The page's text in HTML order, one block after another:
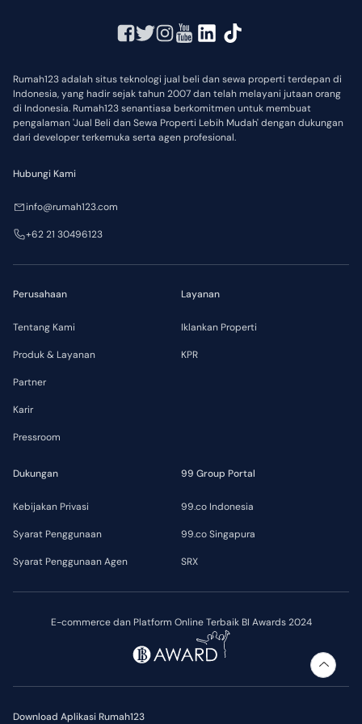
Rumah123 adalah situs teknologi jual beli dan sewa properti terdepan di
Indonesia, yang hadir sejak tahun 2007 dan telah melayani jutaan orang
di Indonesia. Rumah123 senantiasa berkomitmen untuk membuat
pengalaman 'Jual Beli dan Sewa Properti Lebih Mudah' dengan dukungan
dari developer terkemuka serta agen profesional.
E-commerce dan Platform Online Terbaik BI Awards 2024
Download Aplikasi Rumah123
Perusahaan
Tentang Kami
Produk & Layanan
Partner
Karir
Pressroom
Layanan
Iklankan Properti
KPR
Dukungan
Kebijakan Privasi
Syarat Penggunaan
Syarat Penggunaan Agen
99 Group Portal
99.co Indonesia
99.co Singapura
SRX
Hubungi Kami
info@rumah123.com
+62 21 30496123